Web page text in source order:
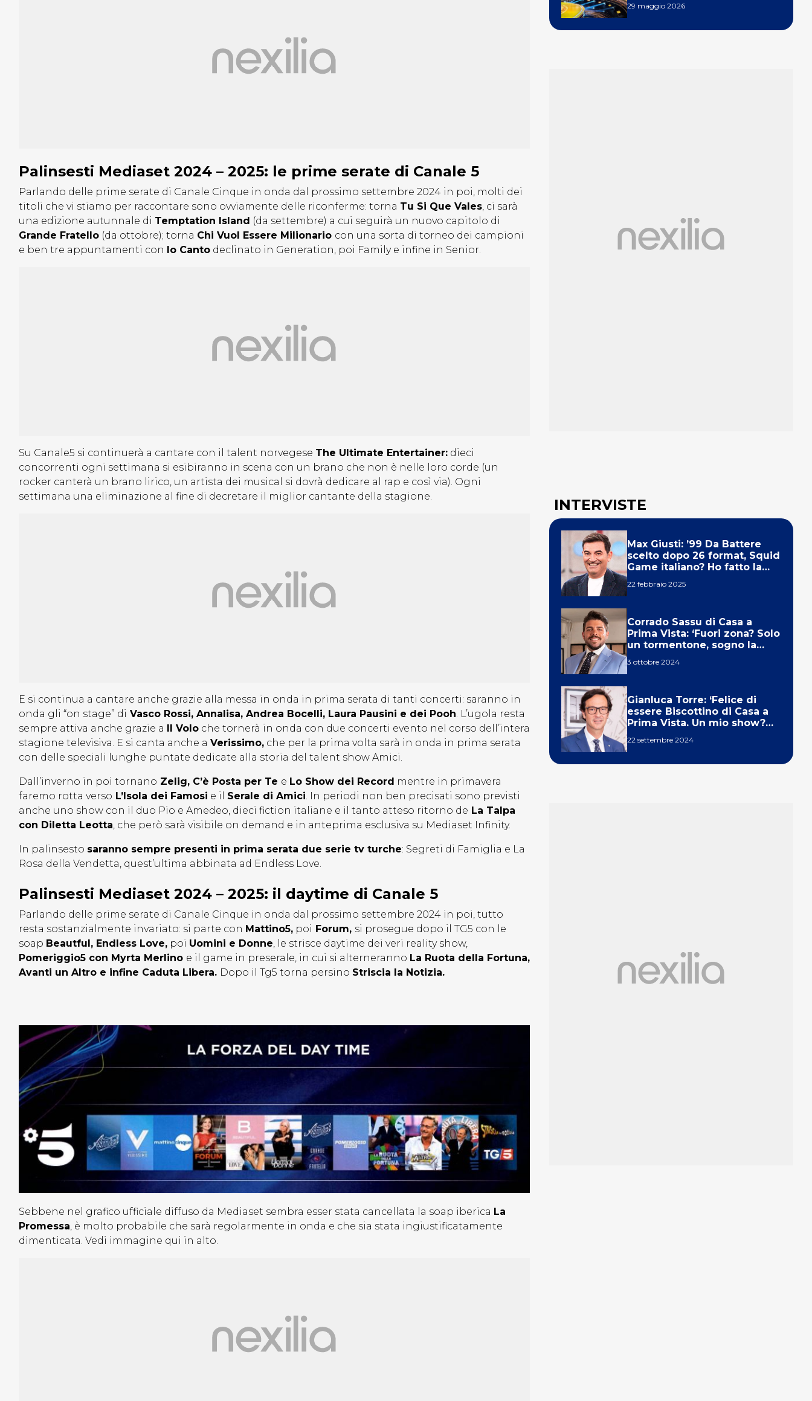
Palinsesti Mediaset 2024 – 2025: le prime serate di Canale 5
Parlando delle prime serate di Canale Cinque in onda dal prossimo settembre 2024 in poi, molti dei
titoli che vi stiamo per raccontare sono ovviamente delle riconferme: torna Tu Si Que Vales, ci sarà
una edizione autunnale di Temptation Island (da settembre) a cui seguirà un nuovo capitolo di
Grande Fratello (da ottobre); torna Chi Vuol Essere Milionario con una sorta di torneo dei campioni
e ben tre appuntamenti con Io Canto declinato in Generation, poi Family e infine in Senior.
Su Canale5 si continuerà a cantare con il talent norvegese The Ultimate Entertainer: dieci
concorrenti ogni settimana si esibiranno in scena con un brano che non è nelle loro corde (un
rocker canterà un brano lirico, un artista dei musical si dovrà dedicare al rap e così via). Ogni
settimana una eliminazione al fine di decretare il miglior cantante della stagione.
E si continua a cantare anche grazie alla messa in onda in prima serata di tanti concerti: saranno in
onda gli “on stage” di Vasco Rossi, Annalisa, Andrea Bocelli, Laura Pausini e dei Pooh. L’ugola resta
sempre attiva anche grazie a Il Volo che tornerà in onda con due concerti evento nel corso dell’intera
stagione televisiva. E si canta anche a Verissimo, che per la prima volta sarà in onda in prima serata
con delle speciali lunghe puntate dedicate alla storia del talent show Amici.
Dall’inverno in poi tornano Zelig, C’è Posta per Te e Lo Show dei Record mentre in primavera
faremo rotta verso L’Isola dei Famosi e il Serale di Amici. In periodi non ben precisati sono previsti
anche uno show con il duo Pio e Amedeo, dieci fiction italiane e il tanto atteso ritorno de La Talpa
con Diletta Leotta, che però sarà visibile on demand e in anteprima esclusiva su Mediaset Infinity.
In palinsesto saranno sempre presenti in prima serata due serie tv turche: Segreti di Famiglia e La
Rosa della Vendetta, quest’ultima abbinata ad Endless Love.
Palinsesti Mediaset 2024 – 2025: il daytime di Canale 5
Parlando delle prime serate di Canale Cinque in onda dal prossimo settembre 2024 in poi, tutto
resta sostanzialmente invariato: si parte con Mattino5, poi Forum, si prosegue dopo il TG5 con le
soap Beautful, Endless Love, poi Uomini e Donne, le strisce daytime dei veri reality show,
Pomeriggio5 con Myrta Merlino e il game in preserale, in cui si alterneranno La Ruota della Fortuna,
Avanti un Altro e infine Caduta Libera. Dopo il Tg5 torna persino Striscia la Notizia.
Sebbene nel grafico ufficiale diffuso da Mediaset sembra esser stata cancellata la soap iberica La
Promessa , è molto probabile che sarà regolarmente in onda e che sia stata ingiustificatamente
dimenticata. Vedi immagine qui in alto.
29 maggio 2026
INTERVISTE
Max Giusti: ’99 Da Battere
scelto dopo 26 format, Squid
Game italiano? Ho fatto la
22 febbraio 2025
Corrado Sassu di Casa a
Prima Vista: ‘Fuori zona? Solo
un tormentone, sogno la
3 ottobre 2024
Gianluca Torre: ‘Felice di
essere Biscottino di Casa a
Prima Vista. Un mio show?
22 settembre 2024